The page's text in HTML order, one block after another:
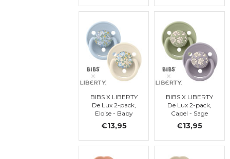
BIBS X LIBERTY
De Lux 2-pack,
Eloise - Baby
silicone. one
€13,95
BIBS X LIBERTY
De Lux 2-pack,
Capel - Sage
Mix, one size/TU
€13,95